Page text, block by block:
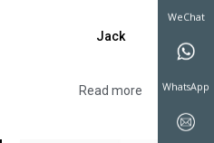
Jack
Read more
WeChat